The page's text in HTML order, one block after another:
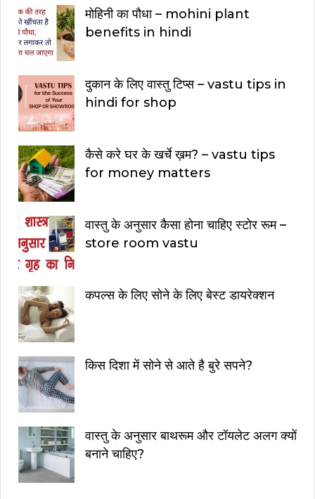
मोहिनी का पौधा – mohini plant
benefits in hindi
दुकान के लिए वास्तु टिप्स – vastu tips in
hindi for shop
कैसे करे घर के खर्चे ख़म? – vastu tips
for money matters
वास्तु के अनुसार कैसा होना चाहिए स्टोर रूम –
store room vastu
कपल्स के लिए सोने के लिए बेस्ट डायरेक्शन
किस दिशा में सोने से आते है बुरे सपने?
वास्तु के अनुसार बाथरूम और टॉयलेट अलग क्यों
बनाने चाहिए?